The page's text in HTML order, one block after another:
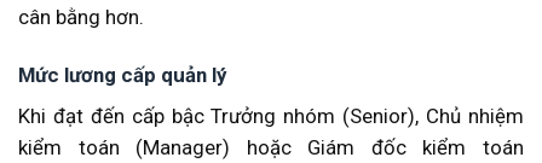
cân bằng hơn.
Mức lương cấp quản lý
Khi đạt đến cấp bậc Trưởng nhóm (Senior), Chủ nhiệm
kiểm toán (Manager) hoặc Giám đốc kiểm toán